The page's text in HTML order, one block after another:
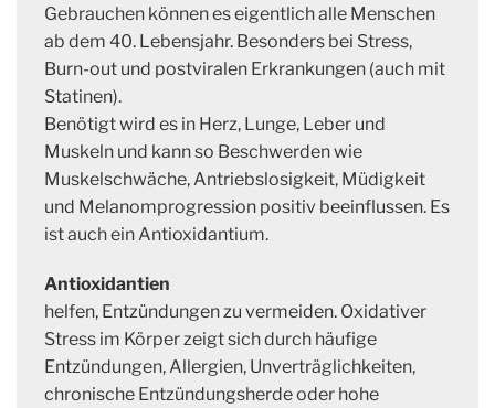
Gebrauchen können es eigentlich alle Menschen
ab dem 40. Lebensjahr. Besonders bei Stress,
Burn-out und postviralen Erkrankungen (auch mit
Statinen).
Benötigt wird es in Herz, Lunge, Leber und
Muskeln und kann so Beschwerden wie
Muskelschwäche, Antriebslosigkeit, Müdigkeit
und Melanomprogression positiv beeinflussen. Es
ist auch ein Antioxidantium.
Antioxidantien
helfen, Entzündungen zu vermeiden. Oxidativer
Stress im Körper zeigt sich durch häufige
Entzündungen, Allergien, Unverträglichkeiten,
chronische Entzündungsherde oder hohe